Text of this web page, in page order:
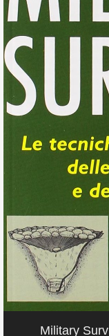
Military